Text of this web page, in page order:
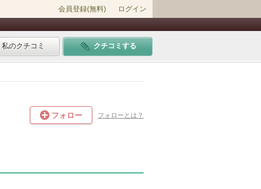
会員登録(無料) ログイン
私のクチコミ クチコミする
フォロー フォローとは？